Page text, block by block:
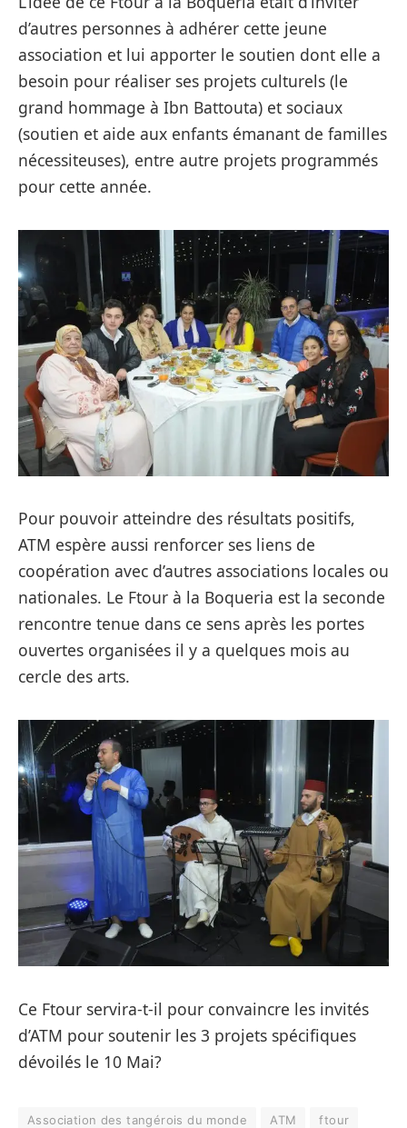
d’autres personnes à adhérer cette jeune
association et lui apporter le soutien dont elle a
besoin pour réaliser ses projets culturels (le
grand hommage à Ibn Battouta) et sociaux
(soutien et aide aux enfants émanant de familles
nécessiteuses), entre autre projets programmés
pour cette année.
Pour pouvoir atteindre des résultats positifs,
ATM espère aussi renforcer ses liens de
coopération avec d’autres associations locales ou
nationales. Le Ftour à la Boqueria est la seconde
rencontre tenue dans ce sens après les portes
ouvertes organisées il y a quelques mois au
cercle des arts.
Ce Ftour servira-t-il pour convaincre les invités
d’ATM pour soutenir les 3 projets spécifiques
dévoilés le 10 Mai?
Association des tangérois du monde ATM
ftour